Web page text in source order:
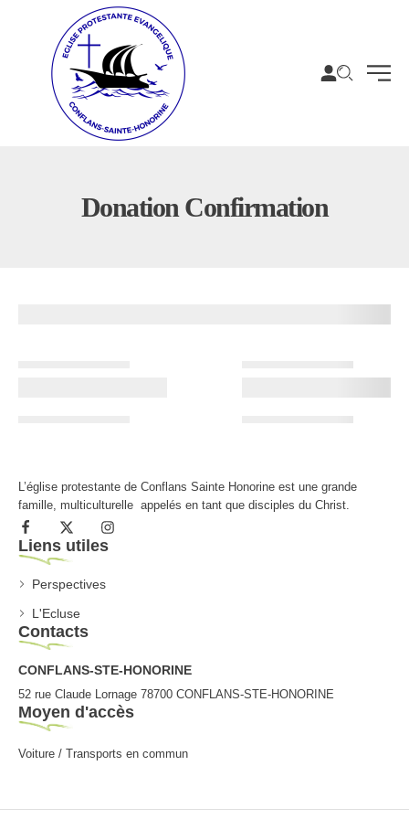
Donation Confirmation
L’église protestante de Conflans Sainte Honorine est une grande
famille, multiculturelle appelés en tant que disciples du Christ.
Liens utiles
Perspectives
L'Ecluse
Contacts
CONFLANS-STE-HONORINE
52 rue Claude Lornage 78700 CONFLANS-STE-HONORINE
Moyen d'accès
Voiture / Transports en commun